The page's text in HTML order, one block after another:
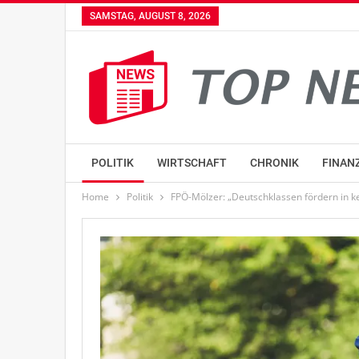
SAMSTAG, AUGUST 8, 2026
POLITIK WIRTSCHAFT CHRONIK
Home Politik FPÖ-Mölzer: „Deutschklassen fördern in